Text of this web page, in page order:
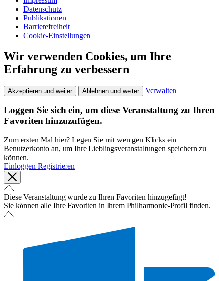
Datenschutz
Publikationen
Barrierefreiheit
Cookie-Einstellungen
Wir verwenden Cookies, um Ihre
Erfahrung zu verbessern
Akzeptieren und weiter Ablehnen und weiter Verwalten
Loggen Sie sich ein, um diese Veranstaltung zu Ihren
Favoriten hinzuzufügen.
Zum ersten Mal hier? Legen Sie mit wenigen Klicks ein
Benutzerkonto an, um Ihre Lieblingsveranstaltungen speichern zu
können.
Einloggen Registrieren
Diese Veranstaltung wurde zu Ihren Favoriten hinzugefügt!
Sie können alle Ihre Favoriten in Ihrem Philharmonie-Profil finden.